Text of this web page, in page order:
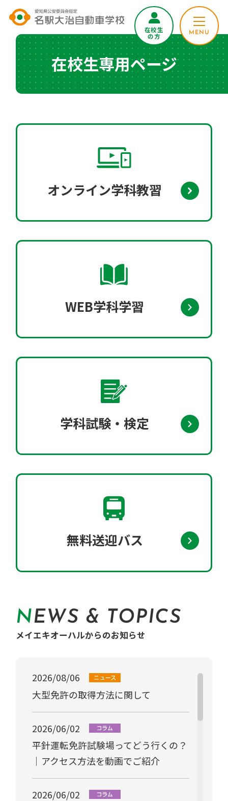
在校生専用ページ
オンライン学科教習
WEB学科学習
学科試験・検定
無料送迎バス
NEWS & TOPICS
メイエキオーハルからのお知らせ
2026/08/06
大型免許の取得方法に関して
2026/06/02
平針運転免許試験場ってどう行くの？
｜アクセス方法を動画でご紹介
2026/06/02
在校生
の方 MENU